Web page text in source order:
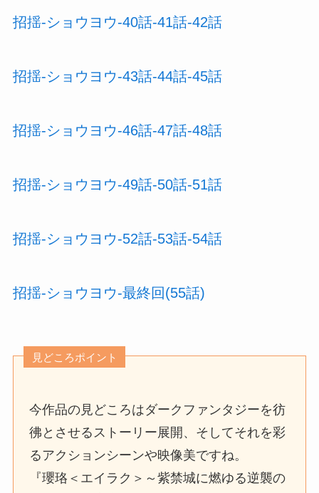
招揺-ショウヨウ-40話-41話-42話
招揺-ショウヨウ-43話-44話-45話
招揺-ショウヨウ-46話-47話-48話
招揺-ショウヨウ-49話-50話-51話
招揺-ショウヨウ-52話-53話-54話
招揺-ショウヨウ-最終回(55話)
見どころポイント
今作品の見どころはダークファンタジーを彷
彿とさせるストーリー展開、そしてそれを彩
るアクションシーンや映像美ですね。
『瓔珞＜エイラク＞～紫禁城に燃ゆる逆襲の